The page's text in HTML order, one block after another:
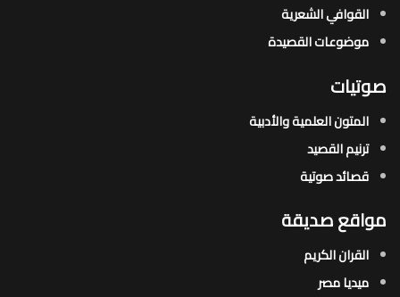
القوافي الشعرية​
موضوعات القصيدة​
صوتيات
المتون العلمية والأدبية
ترنيم القصيد
قصائد صوتية
مواقع صديقة
القران الكريم
ميديا مصر